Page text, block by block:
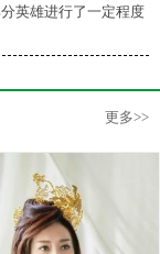
英雄进行了一定程度
更多>>